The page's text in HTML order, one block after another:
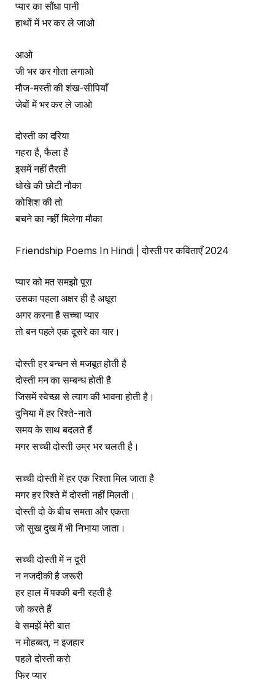
प्यार का सौंधा पानी
हाथों में भर कर ले जाओ
आओ
जी भर कर गोता लगाओ
मौज-मस्ती की शंख-सीपियाँ
जेबों में भर कर ले जाओ
दोस्ती का दरिया
गहरा है, फैला है
इसमें नहीं तैरती
धोखे की छोटी नौका
कोशिश की तो
बचने का नहीं मिलेगा मौका
Friendship Poems In Hindi | दोस्ती पर कविताएँ 2024
प्यार को मत समझो पूरा
उसका पहला अक्षर ही है अधूरा
अगर करना है सच्चा प्यार
तो बन पहले एक दूसरे का यार।
दोस्ती हर बन्धन से मजबूत होती है
दोस्ती मन का सम्बन्ध होती है
जिसमें स्वेच्छा से त्याग की भावना होती है।
दुनिया में हर रिश्ते-नाते
समय के साथ बदलते हैं
मगर सच्ची दोस्ती उम्र भर चलती है।
सच्ची दोस्ती में हर एक रिश्ता मिल जाता है
मगर हर रिश्ते में दोस्ती नहीं मिलती।
दोस्ती दो के बीच समता और एकता
जो सुख दुख में भी निभाया जाता।
सच्ची दोस्ती में न दूरी
न नजदीकी है जरूरी
हर हाल में पक्की बनी रहती है
जो करते हैं
वे समझें मेरी बात
न मोहब्बत, न इजहार
पहले दोस्ती करो
फिर प्यार